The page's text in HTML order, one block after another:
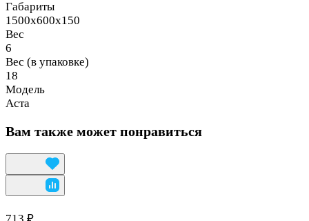
Габариты
1500х600х150
Вес
6
Вес (в упаковке)
18
Модель
Аста
Вам также может понравиться